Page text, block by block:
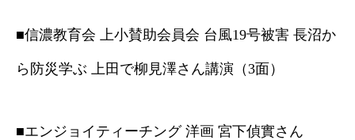
■信濃教育会 上小賛助会員会 台風19号被害 長沼か
ら防災学ぶ 上田で柳見澤さん講演（3面）
■エンジョイティーチング 洋画 宮下偵實さん